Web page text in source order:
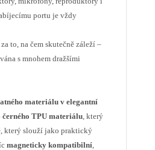
portu je vždy
to, na čem skutečně záleží –
s mnohem dražšími
materiálu v elegantní
černého TPU materiálu, který
který slouží jako praktický
magneticky kompatibilní,